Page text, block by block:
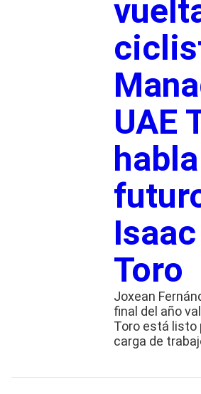
UAE
Toro
Joxean
final del año
Toro está listo
carga de